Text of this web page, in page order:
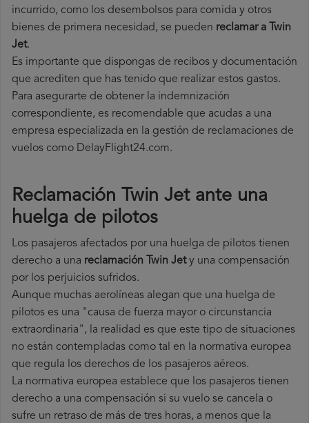
incurrido, como los desembolsos para comida y otros
bienes de primera necesidad, se pueden reclamar a Twin
Jet.
Es importante que dispongas de recibos y documentación
que acrediten que has tenido que realizar estos gastos.
Para asegurarte de obtener la indemnización
correspondiente, es recomendable que acudas a una
empresa especializada en la gestión de reclamaciones de
vuelos como DelayFlight24.com.
Reclamación Twin Jet ante una
huelga de pilotos
Los pasajeros afectados por una huelga de pilotos tienen
derecho a una reclamación Twin Jety una compensación
por los perjuicios sufridos.
Aunque muchas aerolíneas alegan que una huelga de
pilotos es una "causa de fuerza mayor o circunstancia
extraordinaria", la realidad es que este tipo de situaciones
no están contempladas como tal en la normativa europea
que regula los derechos de los pasajeros aéreos.
La normativa europea establece que los pasajeros tienen
derecho a una compensación si su vuelo se cancela o
sufre un retraso de más de tres horas, a menos que la